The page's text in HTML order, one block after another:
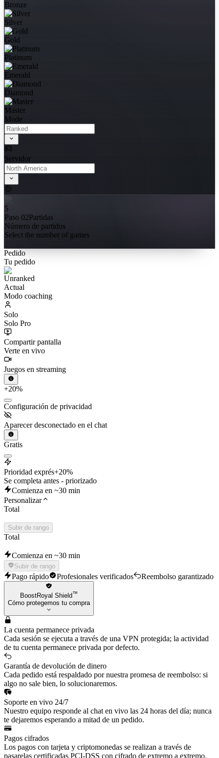
Bronze
Silver
Gold
Platinum
Emerald
Diamond
Master
Mode
Servidor
5
Paso 02Partidas
Número de partidos
Select the number of games
Pedido
Tu pedido
Actual
Modo coaching
Solo
Solo Pro
Compartir pantalla
Verte en vivo
Juegos en streaming
+20%
Configuración de privacidad
Aparecer desconectado en el chat
Gratis
Prioridad exprés+20%
Se completa antes - priorizado
Comienza en ~30 min
Personalizar
Total
Subir de rango
Total
Comienza en ~30 min
Subir de rango
Pago rápido Profesionales verificados Reembolso garantizado
BoostRoyal Shield™
Cómo protegemos tu compra
La cuenta permanece privada
Cada sesión se ejecuta a través de una VPN protegida; la actividad
de tu cuenta permanece privada por defecto.
Garantía de devolución de dinero
Cada pedido está respaldado por nuestra promesa de reembolso: si
algo no sale bien, lo solucionaremos.
Soporte en vivo 24/7
Nuestro equipo responde al chat en vivo las 24 horas del día; nunca
te dejaremos esperando a mitad de un pedido.
Pagos cifrados
Los pagos con tarjeta y criptomonedas se realizan a través de
pasarelas certificadas PCI-DSS con cifrado de extremo a extremo.